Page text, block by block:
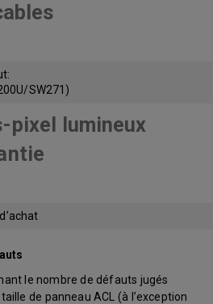
SW271)
pixel lumineux
le nombre de défauts jugés
de panneau ACL (à l’exception